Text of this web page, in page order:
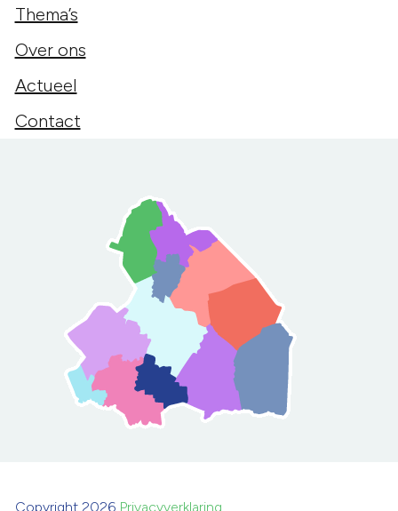
Thema’s
Over ons
Actueel
Contact
Copyright 2026 Privacyverklaring